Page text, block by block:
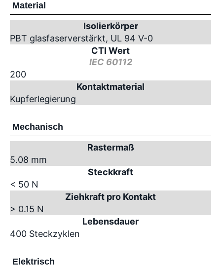
Material
Isolierkörper
PBT glasfaserverstärkt, UL 94 V-0
CTI Wert
IEC 60112
200
Kontaktmaterial
Kupferlegierung
Mechanisch
Rastermaß
5.08 mm
Steckkraft
< 50 N
Ziehkraft pro Kontakt
> 0.15 N
Lebensdauer
400 Steckzyklen
Elektrisch